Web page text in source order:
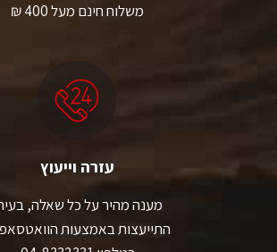
משלוח חינם מעל 400 ₪
עזרה וייעוץ
מענה מהיר על כל שאלה,
התייעצות באמצעות